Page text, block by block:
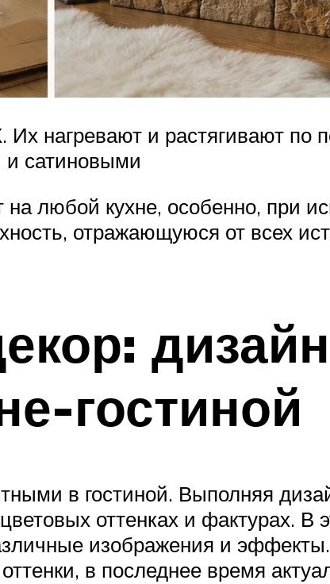
нагревают и растягивают по
сатиновыми
любой кухне, особенно, при
отражающуюся от всех
гостиной
в гостиной. Выполняя
оттенках и фактурах. В
изображения и
в последнее время